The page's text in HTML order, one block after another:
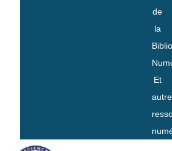
de
la
Et